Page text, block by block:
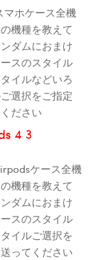
マホケース全機
機種を教えて
ダムにおまけ
スのスタイル
イルなどいろ
選択をご指定
ださい
4 3
ケース全機
機種を教えて
ダムにおまけ
スのスタイル
イルご選択を
ってください